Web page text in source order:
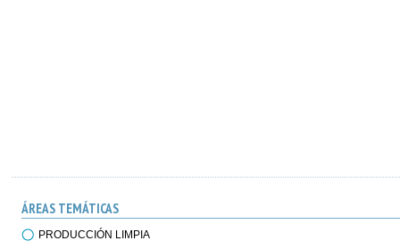
ÁREAS TEMÁTICAS
PRODUCCIÓN LIMPIA